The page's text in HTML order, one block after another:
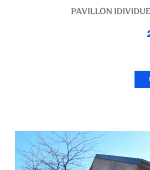
PAVILLON